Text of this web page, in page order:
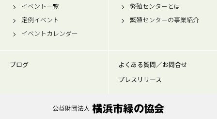
イベント一覧
定例イベント
イベントカレンダー
繁殖センターとは
繁殖センターの事業紹介
ブログ
よくある質問／お問合せ
プレスリリース